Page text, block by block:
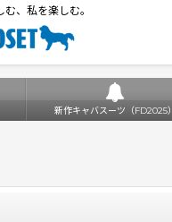
む、私を楽しむ。
新作キャバスーツ（FD2025）